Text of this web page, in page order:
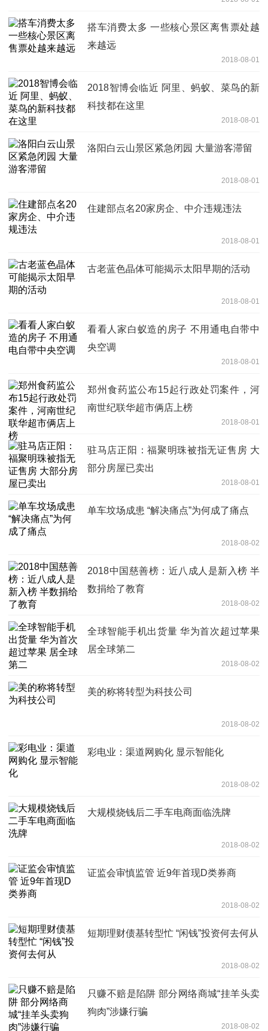
搭车消费太多 一些核心景区离售票处越
来越远
2018-08-01
2018智博会临近 阿里、蚂蚁、菜鸟的新
科技都在这里
2018-08-01
洛阳白云山景区紧急闭园 大量游客滞留
2018-08-01
住建部点名20家房企、中介违规违法
2018-08-01
古老蓝色晶体可能揭示太阳早期的活动
2018-08-01
看看人家白蚁造的房子 不用通电自带中
央空调
2018-08-01
郑州食药监公布15起行政处罚案件，河
南世纪联华超市俩店上榜
2018-08-01
驻马店正阳：福聚明珠被指无证售房 大
部分房屋已卖出
2018-08-01
单车坟场成患 “解决痛点”为何成了痛点
2018-08-02
2018中国慈善榜：近八成人是新入榜 半
数捐给了教育
2018-08-02
全球智能手机出货量 华为首次超过苹果
居全球第二
2018-08-02
美的称将转型为科技公司
2018-08-02
彩电业：渠道网购化 显示智能化
2018-08-02
大规模烧钱后二手车电商面临洗牌
2018-08-02
证监会审慎监管 近9年首现D类券商
2018-08-02
短期理财债基转型忙 “闲钱”投资何去何从
2018-08-02
只赚不赔是陷阱 部分网络商城“挂羊头卖
狗肉”涉嫌行骗
2018-08-02